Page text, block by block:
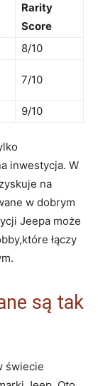
Rarity
Score
8/10
7/10
9/10
inwestycja. W
na
w dobrym
Jeepa może
łączy
są tak
świecie